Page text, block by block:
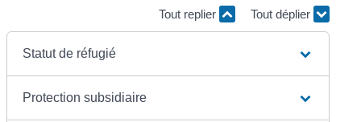
Tout replier Tout déplier
Statut de réfugié
Protection subsidiaire